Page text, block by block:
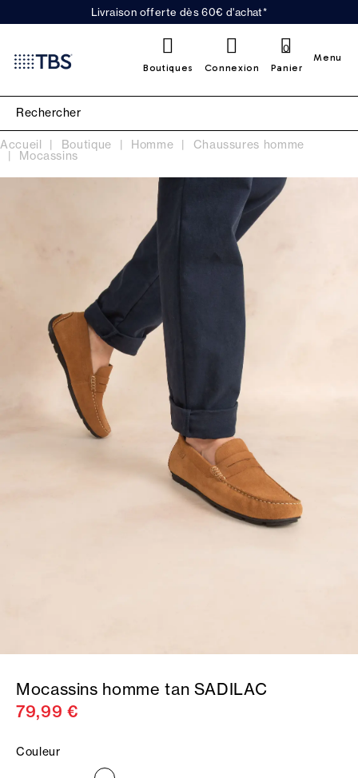
Livraison offerte dès 60€ d'achat*
Boutiques Connexion Panier
0
Menu
Accueil Boutique Homme Chaussures homme
Mocassins
Mocassins homme tan SADILAC
79,99 €
Couleur